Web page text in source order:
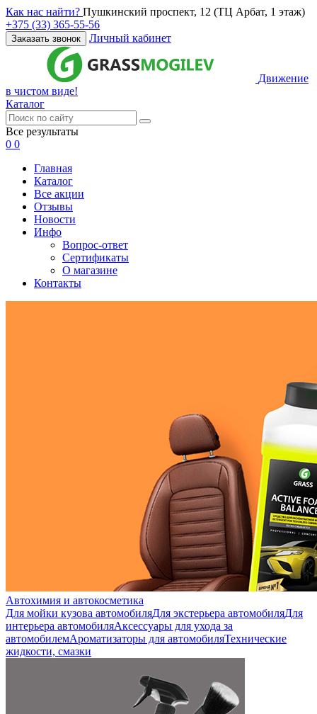
Как нас найти? Пушкинский проспект, 12 (ТЦ Арбат, 1 этаж)
+375 (33) 365-55-56
Заказать звонок Личный кабинет
Движение
в чистом виде!
Каталог
Все результаты
0 0
Главная
Каталог
Все акции
Отзывы
Новости
Инфо
Вопрос-ответ
Сертификаты
О магазине
Контакты
Автохимия и автокосметика
Для мойки кузова автомобиляДля экстерьера автомобиляДля
интерьера автомобиляАксессуары для ухода за
автомобилемАроматизаторы для автомобиляТехнические
жидкости, смазки